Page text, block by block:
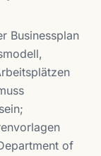
Businessplan
of